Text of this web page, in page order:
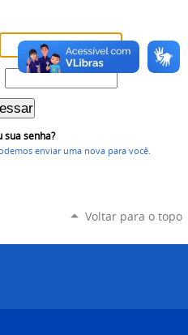
sua senha?
enviar uma nova para você
Voltar para o topo